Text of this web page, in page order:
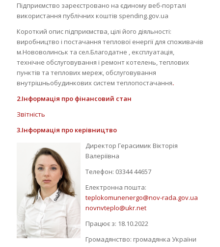
Підприємство зареєстровано на єдиному веб-порталі
використання публічних коштів spending.gov.ua
Короткий опис підприємства, цілі його діяльності:
виробництво і постачання теплової енергії для споживачів
м.Нововолинськ та сел.Благодатне , експлуатація,
технічне обслуговування і ремонт котелень, теплових
пунктів та теплових мереж, обслуговування
внутрішньобудинкових систем теплопостачання.
2.Інформація про фінансовий стан
Звітність
3.Інформація про керівництво
Директор Герасимик Вікторія
Валеріївна
Телефон: 03344 44657
Електронна пошта:
teplokomunenergo@nov-rada.gov.ua
novnvteplo@ukr.net
Працює з: 18.10.2022
Громадянство: громадянка України